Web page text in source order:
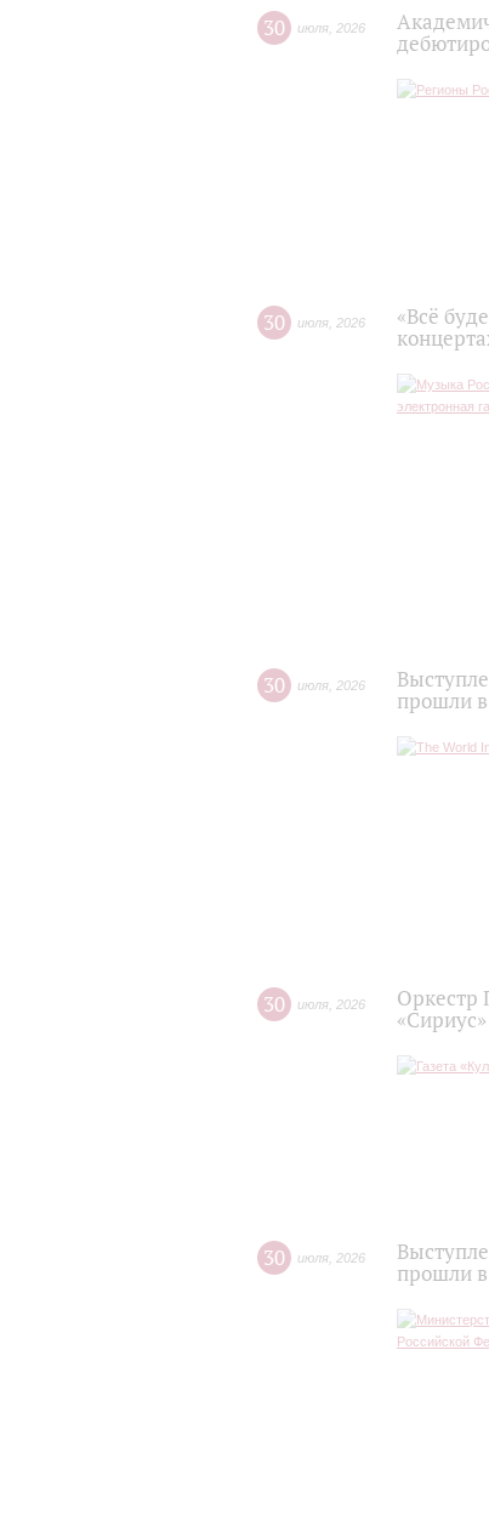
30 июля 2026
30 июля 2026
«Всё
30 июля 2026
прошли
30 июля 2026
Оркестр
«Сириус»
30 июля 2026
прошли